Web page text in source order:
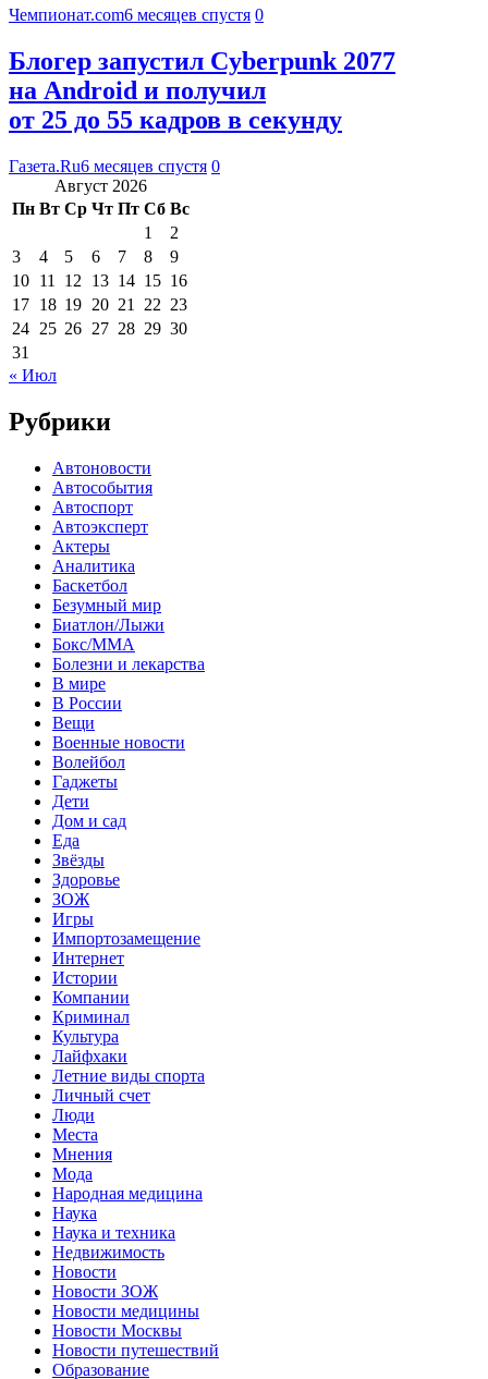
Чемпионат.com6 месяцев спустя 0
Блогер запустил Cyberpunk 2077
на Android и получил
от 25 до 55 кадров в секунду
Газета.Ru6 месяцев спустя 0
Август 2026
Пн Вт Ср Чт Пт Сб Вс
1
2
3
4 5 6 7 8
9
10 11 12 13 14 15 16
17 18 19 20 21 22 23
24 25 26 27 28 29 30
31
« Июл
Рубрики
Автоновости
Автособытия
Автоспорт
Автоэксперт
Актеры
Аналитика
Баскетбол
Безумный мир
Биатлон/Лыжи
Бокс/MMA
Болезни и лекарства
В мире
В России
Вещи
Военные новости
Волейбол
Гаджеты
Дети
Дом и сад
Еда
Звёзды
Здоровье
ЗОЖ
Игры
Импортозамещение
Интернет
Истории
Компании
Криминал
Культура
Лайфхаки
Летние виды спорта
Личный счет
Люди
Места
Мнения
Мода
Народная медицина
Наука
Наука и техника
Недвижимость
Новости
Новости ЗОЖ
Новости медицины
Новости Москвы
Новости путешествий
Образование